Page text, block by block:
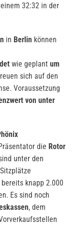
32:32 in der
in Berlin können
wie geplant um
sich auf den
Voraussetzung
von unter
die Rotor
unter den
knapp 2.000
Es sind noch
, dem